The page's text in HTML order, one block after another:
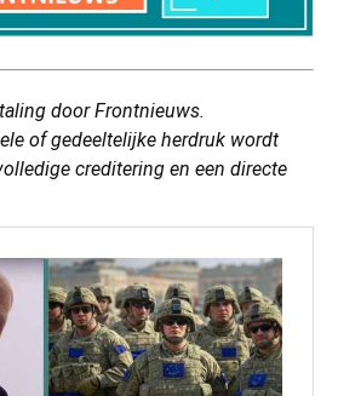
door Frontnieuws.
of gedeeltelijke herdruk wordt
creditering en een directe